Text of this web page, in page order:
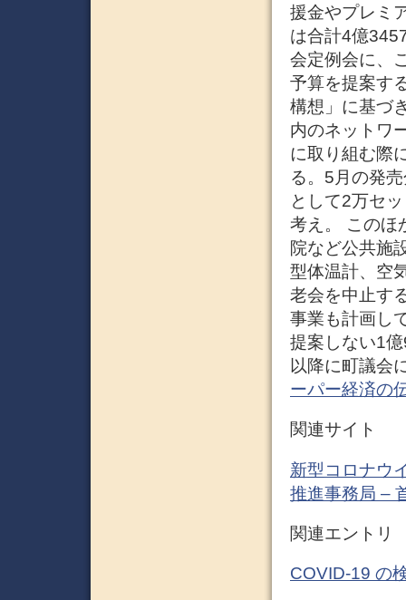
援金やプレミ
は合計4億
会定例会に、
予算を提案す
構想」に基づ
内のネットワ
に取り組む際
る。5月の発
として2万セ
考え。 このほ
院など公共施
型体温計、空
老会を中止す
事業も計画し
提案しない1
以降に町議会
ーパー経済の
関連サイト
新型コロナウ
推進事務局 –
関連エントリ
COVID-19 の